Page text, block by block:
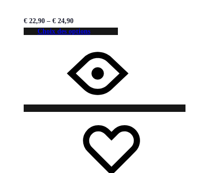
€ 22,90 – € 24,90
Choix des options